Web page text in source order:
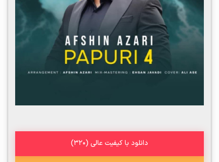
دانلود با کیفیت عالی (320)